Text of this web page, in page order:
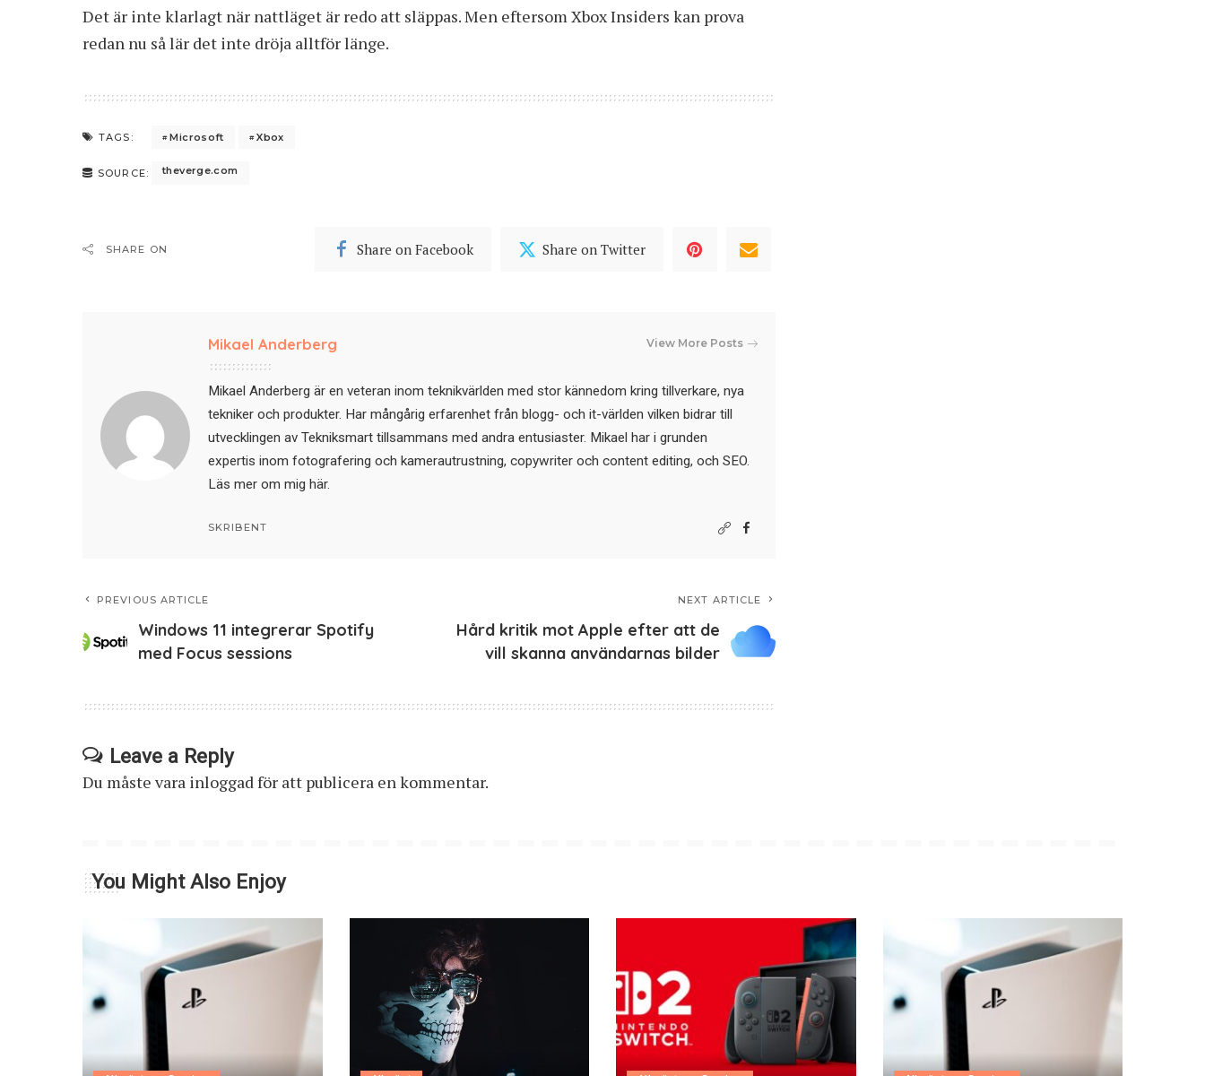
Det är inte klarlagt när nattläget är redo att släppas. Men eftersom Xbox Insiders kan prova
redan nu så lär det inte dröja alltför länge.
TAGS: Microsoft Xbox
SOURCE: theverge.com
SHARE ON Share on Facebook Share on Twitter
Mikael Anderberg View More Posts
Mikael Anderberg är en veteran inom teknikvärlden med stor kännedom kring tillverkare, nya
tekniker och produkter. Har mångårig erfarenhet från blogg- och it-världen vilken bidrar till
utvecklingen av Tekniksmart tillsammans med andra entusiaster. Mikael har i grunden
expertis inom fotografering och kamerautrustning, copywriter och content editing, och SEO.
Läs mer om mig här.
SKRIBENT
PREVIOUS ARTICLE
Windows 11 integrerar Spotify
med Focus sessions
NEXT ARTICLE
Hård kritik mot Apple efter att de
vill skanna användarnas bilder
Leave a Reply
Du måste vara inloggadför att publicera en kommentar.
You Might Also Enjoy